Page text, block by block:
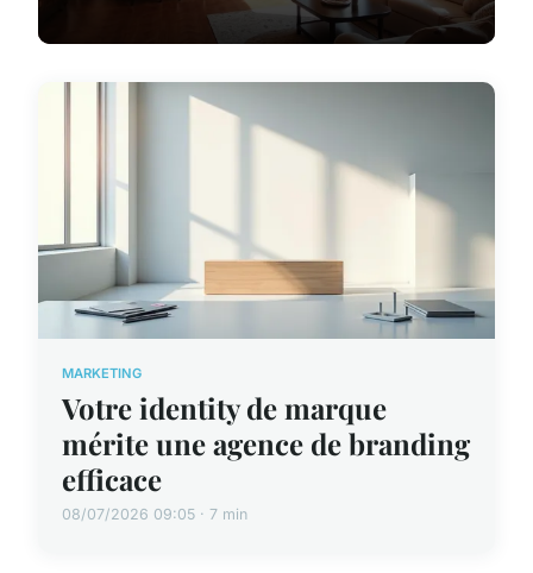
MARKETING
Votre identity de marque
mérite une agence de branding
efficace
08/07/2026 09:05 · 7 min